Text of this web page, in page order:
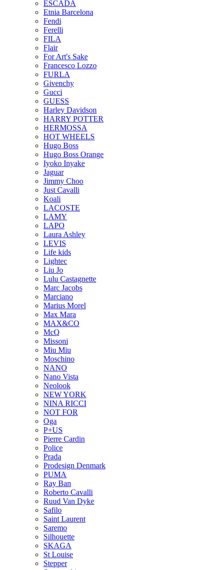
ESCADA
Etnia Barcelona
Fendi
Ferelli
FILA
Flair
For Art's Sake
Francesco Lozzo
FURLA
Givenchy
Gucci
GUESS
Harley Davidson
HARRY POTTER
HERMOSSA
HOT WHEELS
Hugo Boss
Hugo Boss Orange
Iyoko Inyake
Jaguar
Jimmy Choo
Just Cavalli
Koali
LACOSTE
LAMY
LAPO
Laura Ashley
LEVIS
Life kids
Lightec
Liu Jo
Lulu Castagnette
Marc Jacobs
Marciano
Marius Morel
Max Mara
MAX&CO
McQ
Missoni
Miu Miu
Moschino
NANO
Nano Vista
Neolook
NEW YORK
NINA RICCI
NOT FOR
Oga
P+US
Pierre Cardin
Police
Prada
Prodesign Denmark
PUMA
Ray Ban
Roberto Cavalli
Ruud Van Dyke
Safilo
Saint Laurent
Saremo
Silhouette
SKAGA
St Louise
Stepper